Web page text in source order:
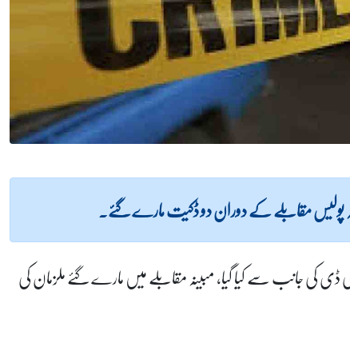
مقابلے کے دوران دو ڈکیت مارے گئے۔
کی جانب سے کیا گیا، مبینہ مقابلے میں مارے گئے ملزمان کی